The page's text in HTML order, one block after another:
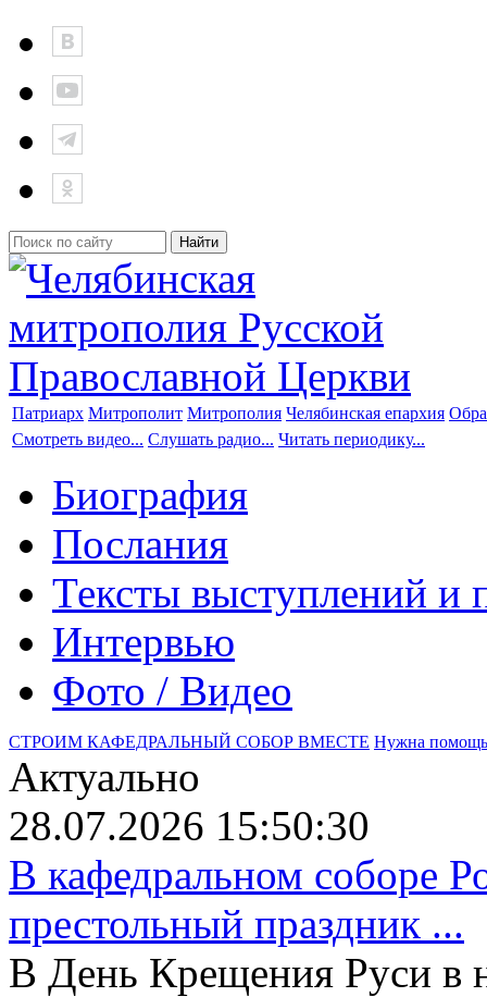
Патриарх Митрополит Митрополия Челябинская епархия
Смотреть видео... Слушать радио... Читать периодику...
Биография
Послания
Тексты выступлений и
Интервью
Фото / Видео
СТРОИМ КАФЕДРАЛЬНЫЙ СОБОР ВМЕСТЕ Нужна помощь
Актуально
28.07.2026 15:50:30
В кафедральном соборе
престольный праздник ...
В День Крещения Руси в